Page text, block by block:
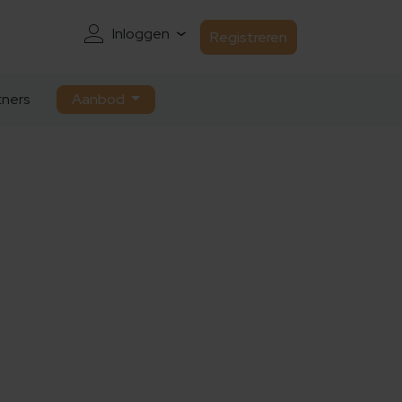
Inloggen Registreren
Aanbod